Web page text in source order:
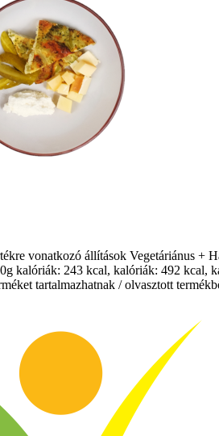
vonatkozó állítások Vegetáriánus
kalóriák: 243 kcal, kalóriák: 492 kcal,
tartalmazhatnak / olvasztott